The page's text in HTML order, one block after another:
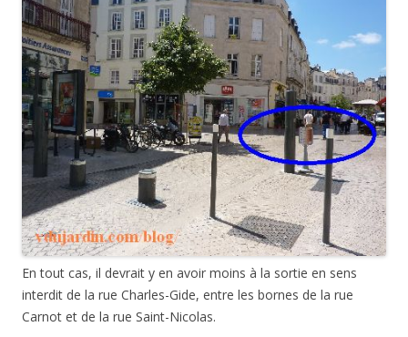
En tout cas, il devrait y en avoir moins à la sortie en sens
interdit de la rue Charles-Gide, entre les bornes de la rue
Carnot et de la rue Saint-Nicolas.